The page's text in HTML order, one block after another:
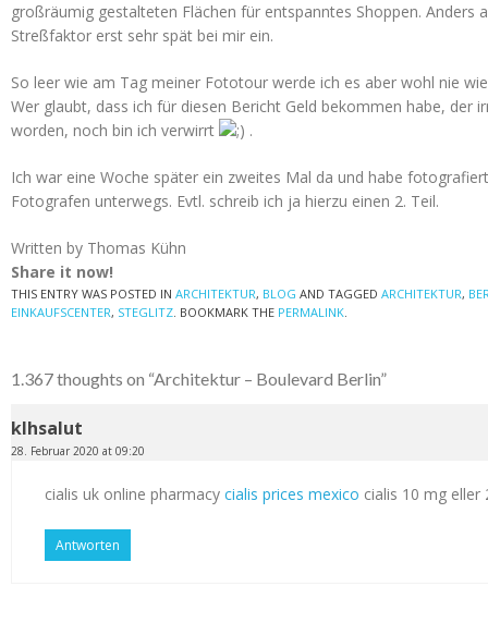
großräumig gestalteten Flächen für entspanntes Shoppen. Anders
Streßfaktor erst sehr spät bei mir ein.
So leer wie am Tag meiner Fototour werde ich es aber wohl nie
Wer glaubt, dass ich für diesen Bericht Geld bekommen habe, der
worden, noch bin ich verwirrt
.
Ich war eine Woche später ein zweites Mal da und habe
Fotografen unterwegs. Evtl. schreib ich ja hierzu einen 2. Teil.
Written by Thomas Kühn
Share it now!
THIS ENTRY WAS POSTED IN ARCHITEKTUR, BLOG AND TAGGED ARCHITEKTUR,
EINKAUFSCENTER, STEGLITZ. BOOKMARK THE PERMALINK.
1.367 thoughts on “Architektur – Boulevard Berlin”
klhsalut
28. Februar 2020 at 09:20
cialis uk online pharmacy cialis prices mexico cialis 10 mg
Antworten